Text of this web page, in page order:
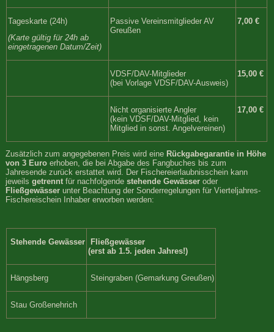
Tageskarte (24h)
(Karte gültig für 24h ab
eingetragenen Datum/Zeit)
Passive Vereinsmitglieder AV
Greußen
7,00 €
VDSF/DAV-Mitglieder
(bei Vorlage VDSF/DAV-Ausweis)
15,00 €
Nicht organisierte Angler
(kein VDSF/DAV-Mitglied, kein
Mitglied in sonst. Angelvereinen)
17,00 €
Zusätzlich zum angegebenen Preis wird eine Rückgabegarantie in Höhe
von 3 Euroerhoben, die bei Abgabe des Fangbuches bis zum
Jahresende zurück erstattet wird. Der Fischereierlaubnisschein kann
jeweilsgetrennt für nachfolgendestehende Gewässer oder
Fließgewässerunter Beachtung der Sonderregelungen für Vierteljahres-
Fischereischein Inhaber erworben werden:
Stehende Gewässer
Fließgewässer
(erst ab 1.5. jeden Jahres!)
Hängsberg Steingraben (Gemarkung Greußen)
Stau Großenehrich